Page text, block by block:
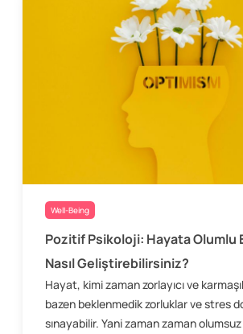
Well-Being
Pozitif Psikoloji: Hayata Olumlu
Nasıl Geliştirebilirsiniz?
Hayat, kimi zaman zorlayıcı ve
bazen beklenmedik zorluklar ve stres
sınayabilir. Yani zaman zaman